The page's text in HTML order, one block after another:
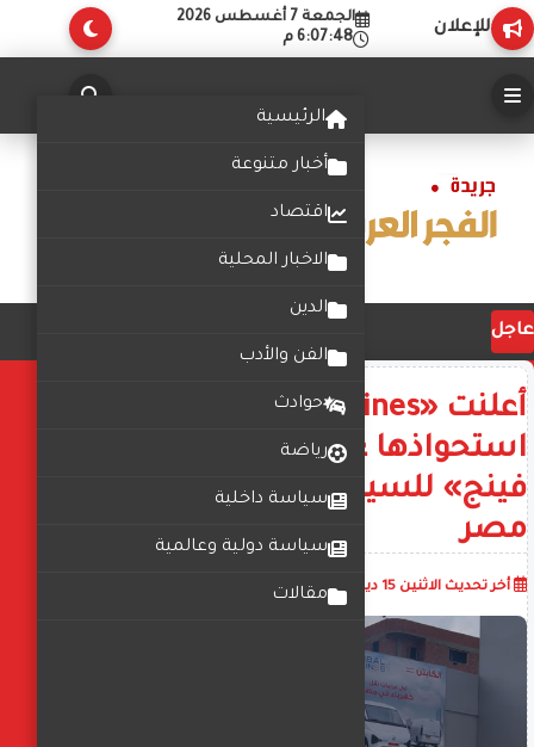
للإعلان
الجمعة 7 أغسطس 2026
6:07:49 م
الرئيسية
أخبار متنوعة
اقتصاد
الاخبار المحلية
الدين
الفن والأدب
حوادث
رياضة
سياسة داخلية
سياسة دولية وعالمية
مقالات
عاجل
استحواذها على وكالة «دونج
فينج» للسيارات التجارية في
مصر
أخر تحديث الاثنين 15 ديسمبر 2025